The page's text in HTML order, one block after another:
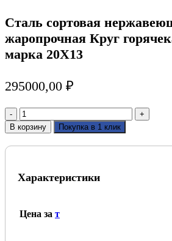
Сталь сортовая
жаропрочная Круг
марка 20Х13
295000,00 ₽
Количество
товара
Сталь
сортовая
Круг
марка
20Х13
В корзину Покупка в 1 клик
Характеристики
Цена за т